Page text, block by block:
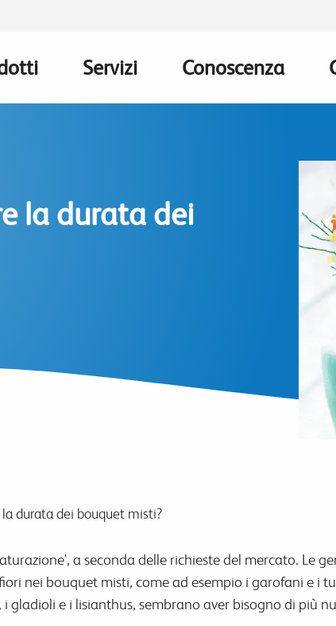
Servizi Conoscenza
la durata dei
durata dei bouquet misti?
a seconda delle richieste del mercato. Le
nei bouquet misti, come ad esempio i garofani e i
gladioli e i lisianthus, sembrano aver bisogno di più